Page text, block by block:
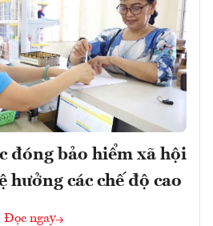
đóng bảo hiểm xã hội
hưởng các chế độ cao
Đọc ngay